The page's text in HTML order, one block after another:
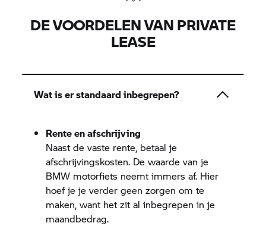
DE VOORDELEN VAN PRIVATE
LEASE
Wat is er standaard inbegrepen?
Rente en afschrijving
Naast de vaste rente, betaal je
afschrijvingskosten. De waarde van je
BMW motorfiets neemt immers af. Hier
hoef je je verder geen zorgen om te
maken, want het zit al inbegrepen in je
maandbedrag.